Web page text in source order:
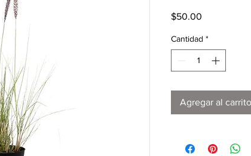
$50.00
Cantidad *
Agregar al carrito